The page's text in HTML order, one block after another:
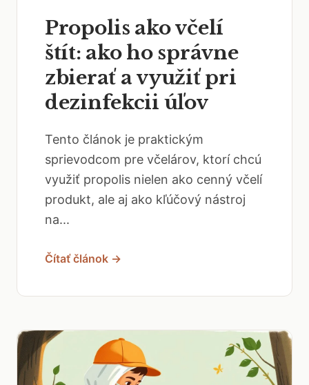
Propolis ako včelí
štít: ako ho správne
zbierať a využiť pri
dezinfekcii úľov
Tento článok je praktickým
sprievodcom pre včelárov, ktorí chcú
využiť propolis nielen ako cenný včelí
produkt, ale aj ako kľúčový nástroj
na...
Čítať článok →